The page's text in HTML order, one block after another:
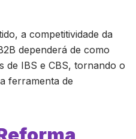
a competitividade da
dependerá de como
de IBS e CBS, tornando o
ferramenta de